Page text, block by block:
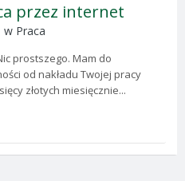
przez internet
w Praca
prostszego. Mam do
od nakładu Twojej pracy
złotych miesięcznie...